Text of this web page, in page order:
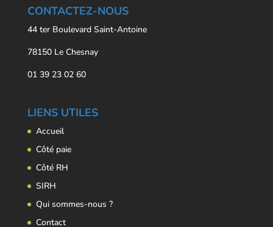
CONTACTEZ-NOUS
44 ter Boulevard Saint-Antoine
78150 Le Chesnay
01 39 23 02 60
LIENS UTILES
Accueil
Côté paie
Côté RH
SIRH
Qui sommes-nous ?
Contact